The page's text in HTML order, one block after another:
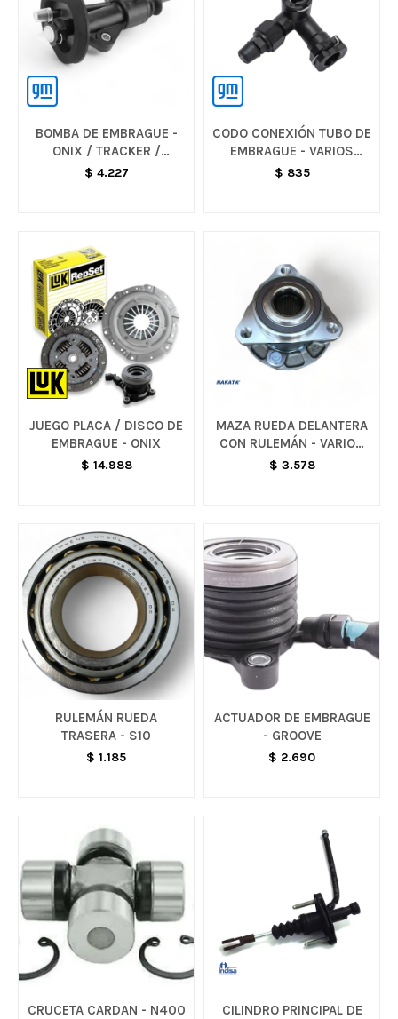
BOMBA DE EMBRAGUE -
ONIX / TRACKER /
MONTANA
$ 4.227
CODO CONEXIÓN TUBO DE
EMBRAGUE - VARIOS
MODELOS
$ 835
JUEGO PLACA / DISCO DE
EMBRAGUE - ONIX
$ 14.988
MAZA RUEDA DELANTERA
CON RULEMÁN - VARIOS
MODELOS
$ 3.578
RULEMÁN RUEDA
TRASERA - S10
$ 1.185
ACTUADOR DE EMBRAGUE
- GROOVE
$ 2.690
CRUCETA CARDAN - N400
CILINDRO PRINCIPAL DE